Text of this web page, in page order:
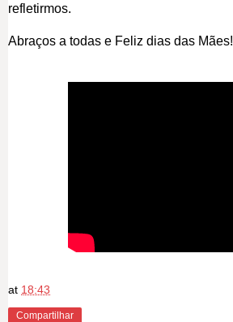
refletirmos.
Abraços a todas e Feliz dias das Mães!
at 18:43
Compartilhar